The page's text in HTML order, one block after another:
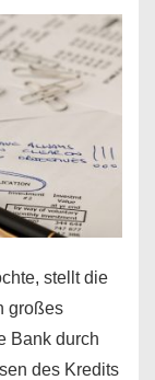
stellt die
großes
Bank durch
des Kredits